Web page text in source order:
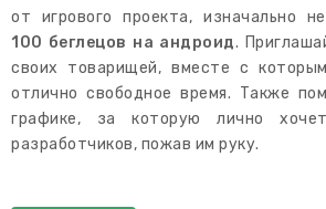
от игрового проекта, изначально
100 беглецов на андроид.
своих товарищей, вместе с
отлично свободное время. Также
графике, за которую лично
разработчиков, пожав им руку.